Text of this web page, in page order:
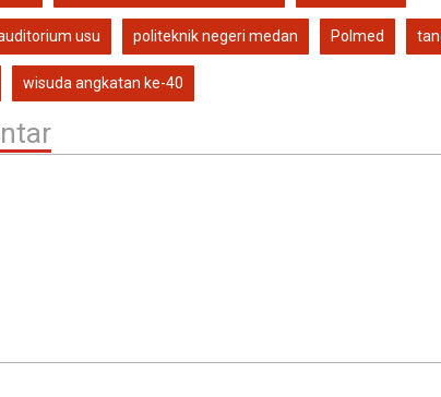
usu politeknik negeri medan Polmed
wisuda angkatan ke-40